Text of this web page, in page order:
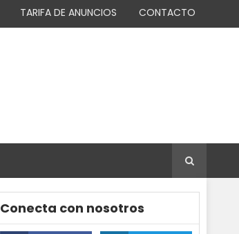
TARIFA DE ANUNCIOS CONTACTO
Conecta con nosotros